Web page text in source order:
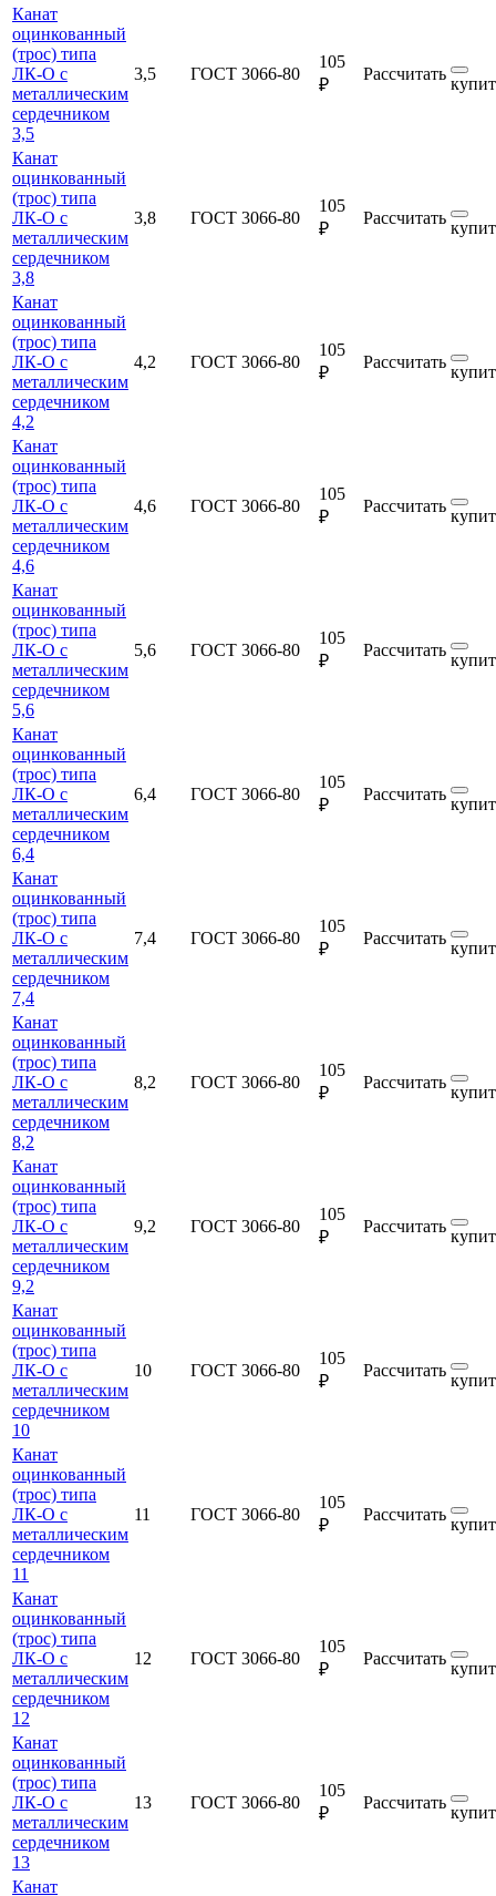
Канат
оцинкованный
(трос) типа
ЛК-О с
металлическим
сердечником
3,5
3,5 ГОСТ 3066-80
105
₽
Рассчитать
Канат
оцинкованный
(трос) типа
ЛК-О с
металлическим
сердечником
3,8
3,8 ГОСТ 3066-80
105
₽
Рассчитать
Канат
оцинкованный
(трос) типа
ЛК-О с
металлическим
сердечником
4,2
4,2 ГОСТ 3066-80
105
₽
Рассчитать
Канат
оцинкованный
(трос) типа
ЛК-О с
металлическим
сердечником
4,6
4,6 ГОСТ 3066-80
105
₽
Рассчитать
Канат
оцинкованный
(трос) типа
ЛК-О с
металлическим
сердечником
5,6
5,6 ГОСТ 3066-80
105
₽
Рассчитать
Канат
оцинкованный
(трос) типа
ЛК-О с
металлическим
сердечником
6,4
6,4 ГОСТ 3066-80
105
₽
Рассчитать
Канат
оцинкованный
(трос) типа
ЛК-О с
металлическим
сердечником
7,4
7,4 ГОСТ 3066-80
105
₽
Рассчитать
Канат
оцинкованный
(трос) типа
ЛК-О с
металлическим
сердечником
8,2
8,2 ГОСТ 3066-80
105
₽
Рассчитать
Канат
оцинкованный
(трос) типа
ЛК-О с
металлическим
сердечником
9,2
9,2 ГОСТ 3066-80
105
₽
Рассчитать
Канат
оцинкованный
(трос) типа
ЛК-О с
металлическим
сердечником
10
10 ГОСТ 3066-80
105
₽
Рассчитать
Канат
оцинкованный
(трос) типа
ЛК-О с
металлическим
сердечником
11
11 ГОСТ 3066-80
105
₽
Рассчитать
Канат
оцинкованный
(трос) типа
ЛК-О с
металлическим
сердечником
12
12 ГОСТ 3066-80
105
₽
Рассчитать
Канат
оцинкованный
(трос) типа
ЛК-О с
металлическим
сердечником
13
13 ГОСТ 3066-80
105
₽
Рассчитать
Канат